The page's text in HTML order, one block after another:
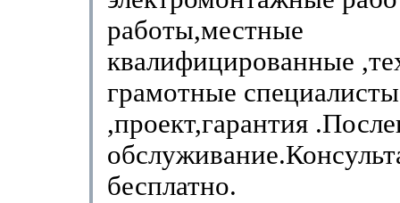
работы,местные
квалифицированные
грамотные
,проект,гарантия
бесплатно.